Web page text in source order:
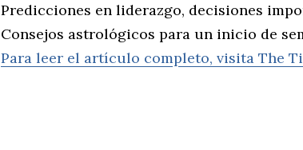
Predicciones en liderazgo, decisiones
Consejos astrológicos para un inicio de
Para leer el artículo completo, visita The